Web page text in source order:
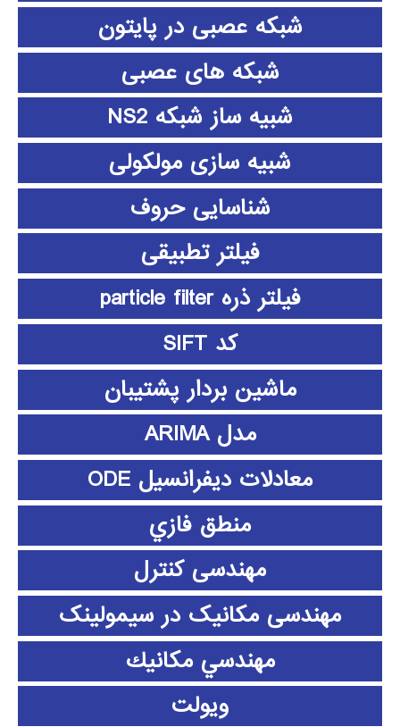
شبکه عصبی در پایتون
شبکه های عصبی
شبیه ساز شبکه NS2
شبیه سازی مولکولی
شناسایی حروف
فیلتر تطبیقی
فیلتر ذره particle filter
کد SIFT
ماشین بردار پشتیبان
مدل ARIMA
معادلات دیفرانسیل ODE
منطق فازي
مهندسی کنترل
مهندسی مکانیک در سیمولینک
مهندسي مكانيك
ویولت